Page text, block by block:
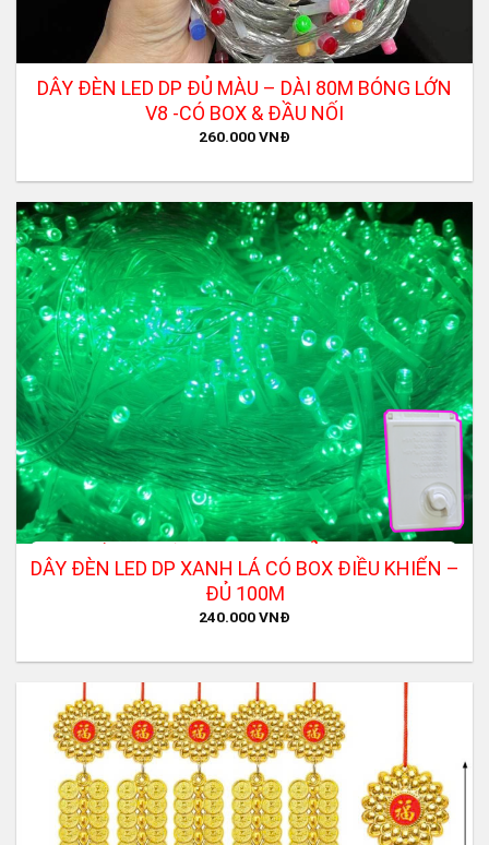
DÂY ĐÈN LED DP ĐỦ MÀU – DÀI 80M BÓNG LỚN
V8 -CÓ BOX & ĐẦU NỐI
260.000VNĐ
DÂY ĐÈN LED DP XANH LÁ CÓ BOX ĐIỀU KHIỂN –
ĐỦ 100M
240.000VNĐ